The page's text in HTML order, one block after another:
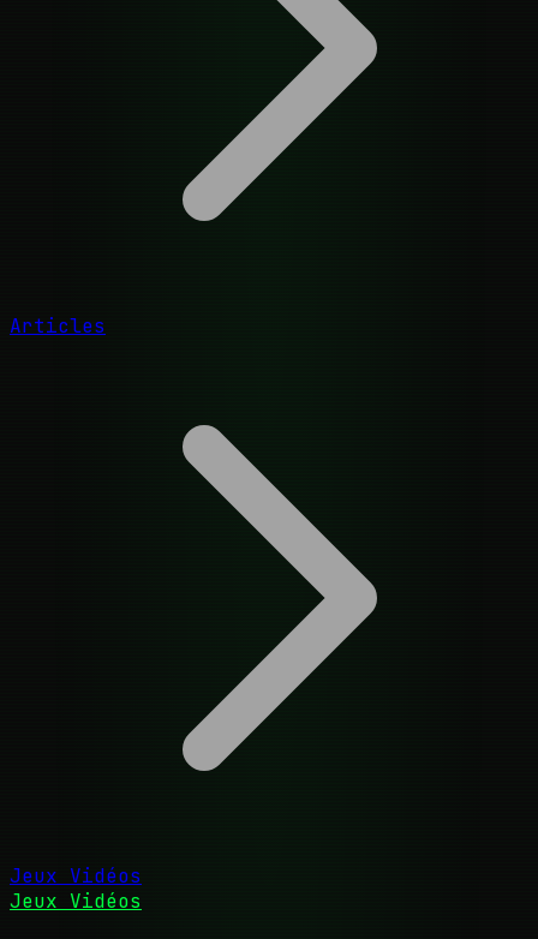
Articles
Jeux Vidéos
Jeux Vidéos